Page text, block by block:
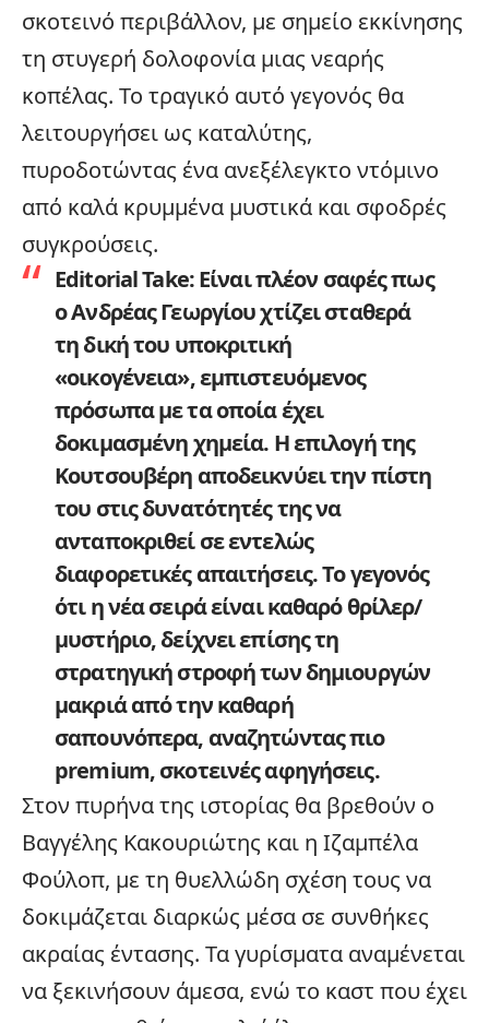
σκοτεινό περιβάλλον, με σημείο εκκίνησης
τη στυγερή δολοφονία μιας νεαρής
κοπέλας. Το τραγικό αυτό γεγονός θα
λειτουργήσει ως καταλύτης,
πυροδοτώντας ένα ανεξέλεγκτο ντόμινο
από καλά κρυμμένα μυστικά και σφοδρές
συγκρούσεις.
Editorial Take:Είναι πλέον σαφές πως
ο Ανδρέας Γεωργίου χτίζει σταθερά
τη δική του υποκριτική
«οικογένεια», εμπιστευόμενος
πρόσωπα με τα οποία έχει
δοκιμασμένη χημεία. Η επιλογή της
Κουτσουβέρη αποδεικνύει την πίστη
του στις δυνατότητές της να
ανταποκριθεί σε εντελώς
διαφορετικές απαιτήσεις. Το γεγονός
ότι η νέα σειρά είναι καθαρό θρίλερ/
μυστήριο, δείχνει επίσης τη
στρατηγική στροφή των δημιουργών
μακριά από την καθαρή
σαπουνόπερα, αναζητώντας πιο
premium, σκοτεινές αφηγήσεις.
Στον πυρήνα της ιστορίας θα βρεθούν ο
Βαγγέλης Κακουριώτης και η Ιζαμπέλα
Φούλοπ, με τη θυελλώδη σχέση τους να
δοκιμάζεται διαρκώς μέσα σε συνθήκες
ακραίας έντασης. Τα γυρίσματα αναμένεται
να ξεκινήσουν άμεσα, ενώ το καστ που έχει